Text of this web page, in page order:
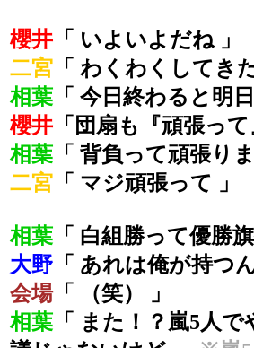
櫻井 「 いよいよだね 」
二宮 「 わくわくしてき
相葉 「 今日終わると明
櫻井 「団扇も『頑張っ
相葉 「 背負って頑張り
二宮 「 マジ頑張って 」
相葉 「 白組勝って優勝
大野 「 あれは俺が持つ
会場「 （笑） 」
相葉 「 また！？嵐5人